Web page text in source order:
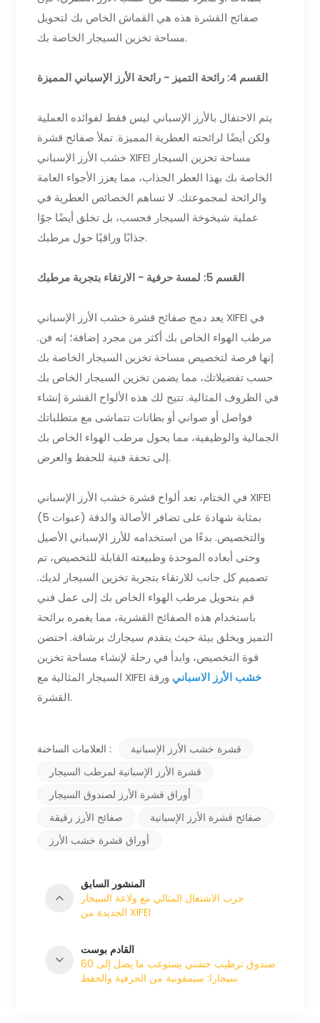
صفائح القشرة هذه هي القماش الخاص بك لتحويل
مساحة تخزين السيجار الخاصة بك.
القسم 4: رائحة التميز - رائحة الأرز الإسباني المميزة
يتم الاحتفال بالأرز الإسباني ليس فقط لفوائده العملية
ولكن أيضًا لرائحته العطرية المميزة. تملأ صفائح قشرة
خشب الأرز الإسباني XIFEI مساحة تخزين السيجار
الخاصة بك بهذا العطر الجذاب، مما يعزز الأجواء العامة
والرائحة لمجموعتك. لا تساهم الخصائص العطرية في
عملية شيخوخة السيجار فحسب، بل تخلق أيضًا جوًا
جذابًا وراقيًا حول مرطبك.
القسم 5: لمسة حرفية - الارتقاء بتجربة مرطبك
يعد دمج صفائح قشرة خشب الأرز الإسباني XIFEI في
مرطب الهواء الخاص بك أكثر من مجرد إضافة؛ إنه فن.
إنها فرصة لتخصيص مساحة تخزين السيجار الخاصة بك
حسب تفضيلاتك، مما يضمن تخزين السيجار الخاص بك
في الظروف المثالية. تتيح لك هذه الألواح القشرة إنشاء
فواصل أو صواني أو بطانات تتماشى مع متطلباتك
الجمالية والوظيفية، مما يحول مرطب الهواء الخاص بك
إلى تحفة فنية للحفظ والعرض.
في الختام، تعد ألواح قشرة خشب الأرز الإسباني XIFEI
(5 عبوات) بمثابة شهادة على تضافر الأصالة والدقة
والتخصيص. بدءًا من استخدامه للأرز الإسباني الأصيل
وحتى أبعاده الموحدة وطبيعته القابلة للتخصيص، تم
تصميم كل جانب للارتقاء بتجربة تخزين السيجار لديك.
قم بتحويل مرطب الهواء الخاص بك إلى عمل فني
باستخدام هذه الصفائح القشرية، مما يغمره برائحة
التميز ويخلق بيئة حيث يتقدم سيجارك برشاقة. احتضن
قوة التخصيص، وابدأ في رحلة لإنشاء مساحة تخزين
السيجار المثالية مع XIFEI
خشب الأرز الاسباني ورقة
القشرة.
العلامات الساخنة :
قشرة خشب الأرز الإسبانية
قشرة الأرز الإسبانية لمرطب السيجار
أوراق قشرة الأرز لصندوق السيجار
صفائح الأرز رقيقة
صفائح قشرة الأرز الإسبانية
أوراق قشرة خشب الأرز
المنشور السابق
جرب الاشتعال المثالي مع ولاعة السيجار
الجديدة من XIFEI
القادم بوست
صندوق ترطيب خشبي يستوعب ما يصل إلى 60
سيجارا: سيمفونية من الحرفية والحفظ